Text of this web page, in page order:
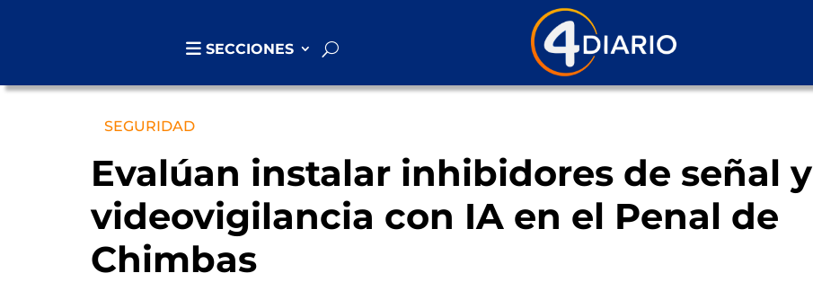
SECCIONES
SEGURIDAD
Evalúan instalar inhibidores de señal y
videovigilancia con IA en el Penal de
Chimbas